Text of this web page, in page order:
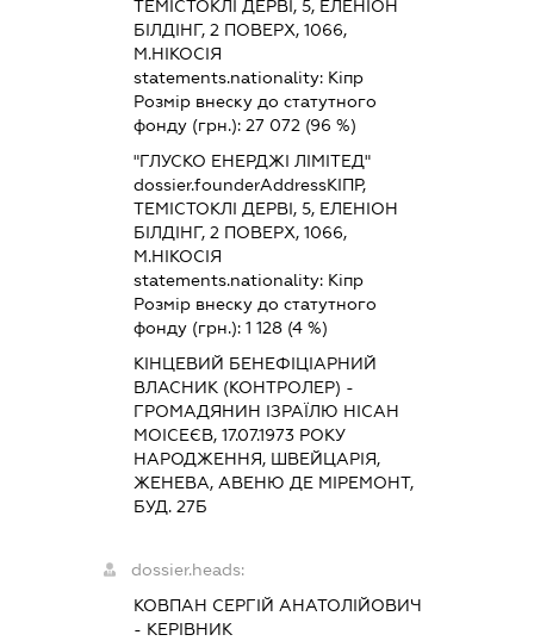
ТЕМІСТОКЛІ ДЕРВІ, 5, ЕЛЕНІОН
БІЛДІНГ, 2 ПОВЕРХ, 1066,
М.НІКОСІЯ
statements.nationality: Кіпр
Розмір внеску до статутного
фонду (грн.): 27 072 (96 %)
"ГЛУСКО ЕНЕРДЖІ ЛІМІТЕД"
dossier.founderAddressКІПР,
ТЕМІСТОКЛІ ДЕРВІ, 5, ЕЛЕНІОН
БІЛДІНГ, 2 ПОВЕРХ, 1066,
М.НІКОСІЯ
statements.nationality: Кіпр
Розмір внеску до статутного
фонду (грн.): 1 128(4 %)
КІНЦЕВИЙ БЕНЕФІЦІАРНИЙ
ВЛАСНИК (КОНТРОЛЕР) -
ГРОМАДЯНИН ІЗРАЇЛЮ НІСАН
МОІСЕЄВ, 17.07.1973 РОКУ
НАРОДЖЕННЯ, ШВЕЙЦАРІЯ,
ЖЕНЕВА, АВЕНЮ ДЕ МІРЕМОНТ,
БУД. 27Б
dossier.heads:
КОВПАН СЕРГІЙ АНАТОЛІЙОВИЧ
- КЕРІВНИК